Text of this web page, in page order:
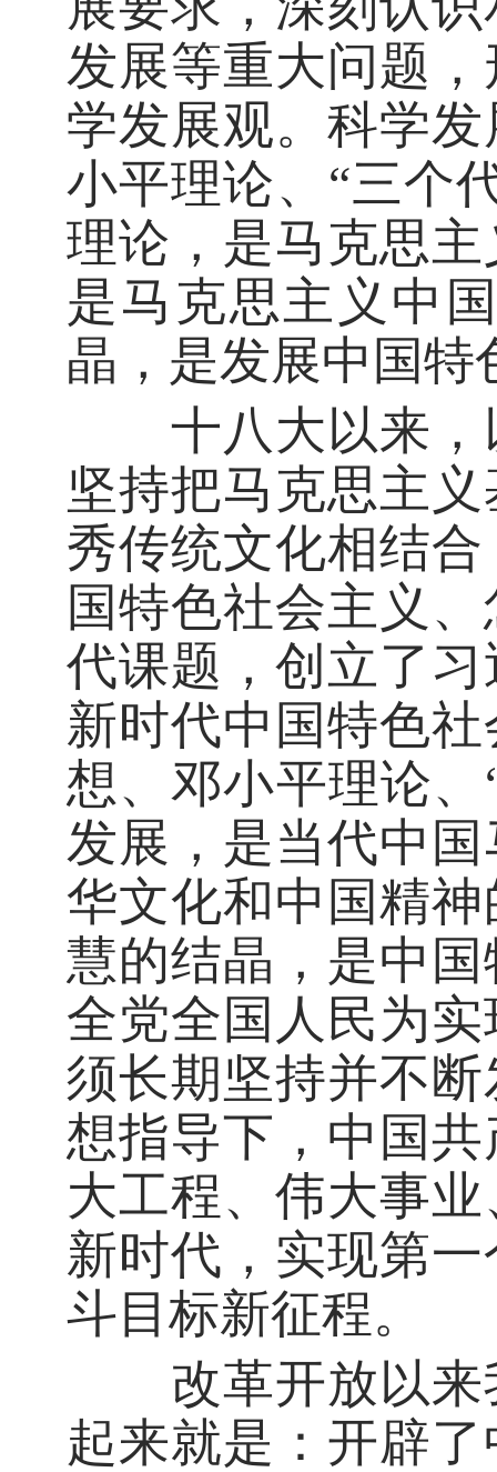
发展等重大问题
学发展观。科学
小平理论、“三个
理论，是马克思
是马克思主义中
晶，是发展中国特
十八大以来，
坚持把马克思主
秀传统文化相结
国特色社会主义
代课题，创立了
新时代中国特色
想、邓小平理论
发展，是当代中
华文化和中国精
慧的结晶，是中
全党全国人民为
须长期坚持并不
想指导下，中国
大工程、伟大事
新时代，实现第
斗目标新征程。
改革开放以来
起来就是：开辟